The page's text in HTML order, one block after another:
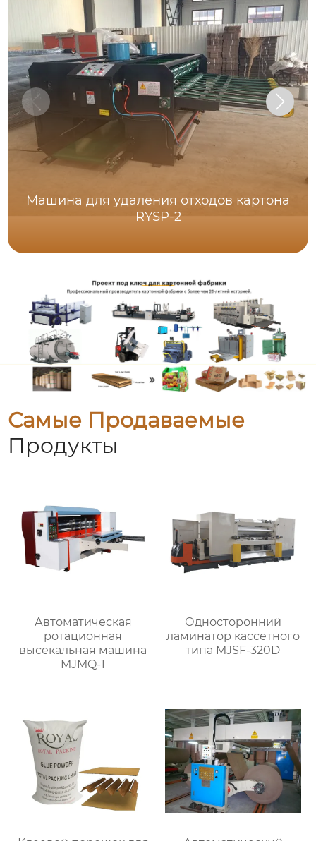
Машина для удаления отходов картона
RYSP-2
Самые Продаваемые
Продукты
Автоматическая
ротационная
высекальная машина
MJMQ-1
Односторонний
ламинатор кассетного
типа MJSF-320D